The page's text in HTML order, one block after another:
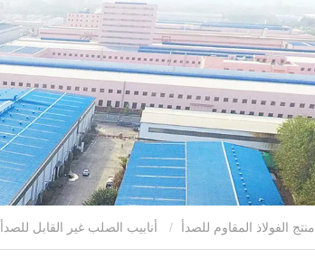
منتج الفولاذ المقاوم للصدأ أنابيب الصلب غير القابل للصدأ